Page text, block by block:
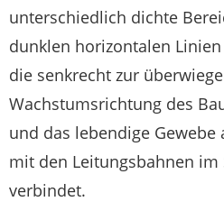
unterschiedlich dichte
dunklen horizontalen
die senkrecht zur
Wachstumsrichtung des
und das lebendige Gewebe
mit den Leitungsbahnen
verbindet.